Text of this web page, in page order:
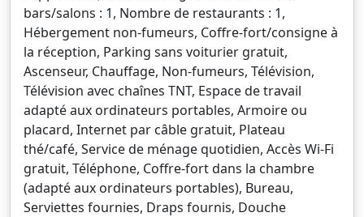
bars/salons : 1, Nombre de restaurants : 1,
Hébergement non-fumeurs, Coffre-fort/consigne à
la réception, Parking sans voiturier gratuit,
Ascenseur, Chauffage, Non-fumeurs, Télévision,
Télévision avec chaînes TNT, Espace de travail
adapté aux ordinateurs portables, Armoire ou
placard, Internet par câble gratuit, Plateau
thé/café, Service de ménage quotidien, Accès Wi-Fi
gratuit, Téléphone, Coffre-fort dans la chambre
(adapté aux ordinateurs portables), Bureau,
Serviettes fournies, Draps fournis, Douche